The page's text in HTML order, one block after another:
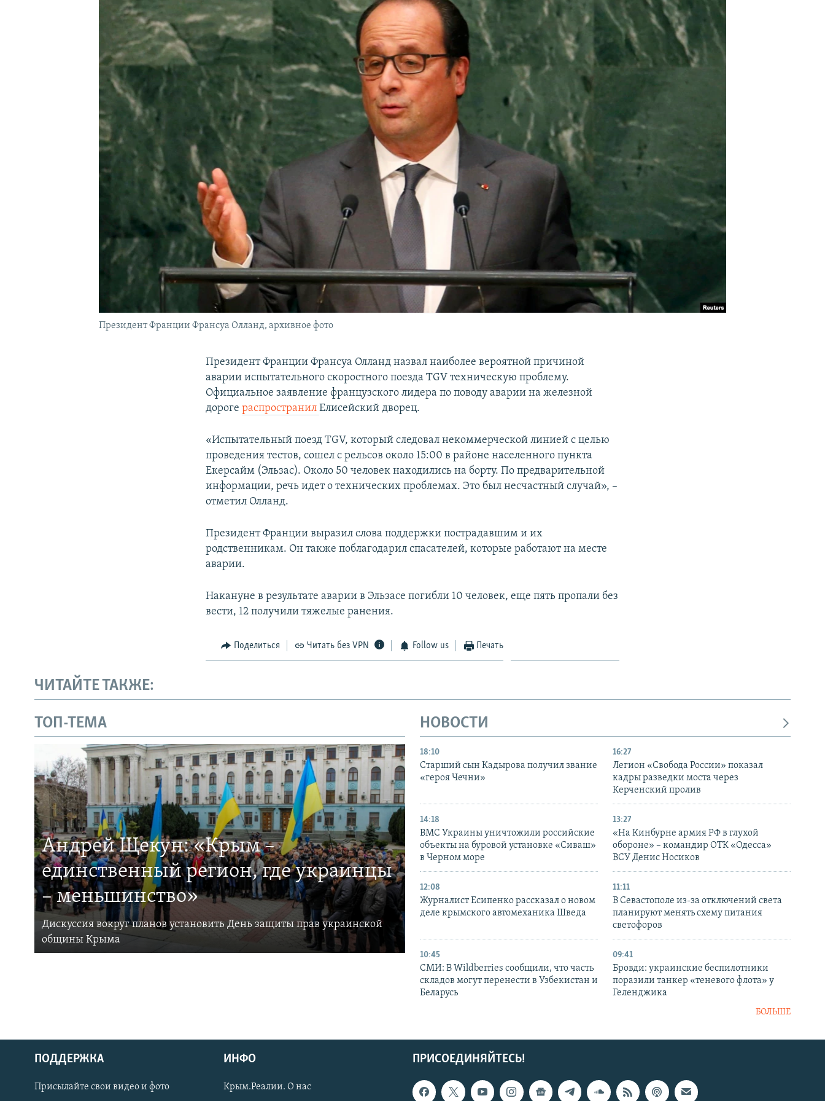
УКРАИНСКАЯ ПРОБЛЕМА КРЫМА
Українською
Президент Франции Франсуа Олланд, архивное фото
Президент Франции Франсуа Олланд назвал наиболее вероятной причиной
аварии испытательного скоростного поезда TGV техническую проблему.
Официальное заявление французского лидера по поводу аварии на железной
дорогераспространилЕлисейский дворец.
«Испытательный поезд TGV, который следовал некоммерческой линией с целью
проведения тестов, сошел с рельсов около 15:00 в районе населенного пункта
Екерсайм (Эльзас). Около 50 человек находились на борту. По предварительной
информации, речь идет о технических проблемах. Это был несчастный случай», –
отметил Олланд.
Президент Франции выразил слова поддержки пострадавшим и их
родственникам. Он также поблагодарил спасателей, которые работают на месте
аварии.
Накануне в результате аварии в Эльзасе погибли 10 человек, еще пять пропали без
вести, 12 получили тяжелые ранения.
Поделиться Читать без VPN Follow us Печать
ЧИТАЙТЕ ТАКЖЕ:
ТОП-ТЕМА
Андрей Щекун: «Крым –
единственный регион, где украинцы
– меньшинство»
Дискуссия вокруг планов установить День защиты прав украинской
общины Крыма
НОВОСТИ
18:10
Старший сын Кадырова получил звание
«героя Чечни»
16:27
Легион «Свобода России» показал
кадры разведки моста через
Керченский пролив
14:18
ВМС Украины уничтожили российские
объекты на буровой установке «Сиваш»
в Черном море
13:27
«На Кинбурне армия РФ в глухой
обороне» – командир ОТК «Одесса»
ВСУ Денис Носиков
12:08
Журналист Есипенко рассказал о новом
деле крымского автомеханика Шведа
11:11
В Севастополе из-за отключений света
планируют менять схему питания
светофоров
10:45
СМИ: В Wildberries сообщили, что часть
складов могут перенести в Узбекистан и
Беларусь
09:41
Бровди: украинские беспилотники
поразили танкер «теневого флота» у
Геленджика
БОЛЬШЕ
ПРИСОЕДИНЯЙТЕСЬ!
ПОДДЕРЖКА
Присылайте свои видео и фото
ИНФО
Крым.Реалии. О нас